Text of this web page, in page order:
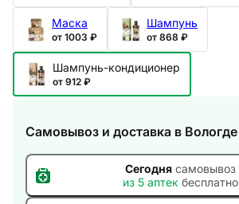
Маска
от 1003 ₽
Шампунь
от 868 ₽
Шампунь-кондиционер
от 912 ₽
Самовывоз и доставка в Вологде
Сегоднясамовывоз
из 5 аптек бесплатно